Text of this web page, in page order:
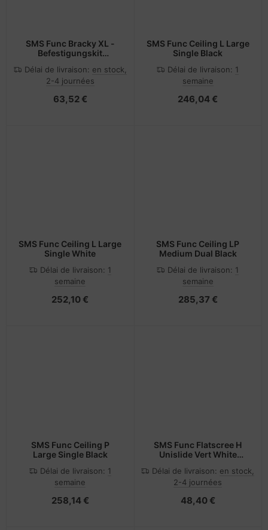
SMS Func Bracky XL -
Befestigungskit
Flachbildschirm -
Schwarz -
139.7 cm (42"-55")
Délai de livraison: en stock,
2-4 journées
63,52 €
SMS Func Ceiling L Large
Single Black
Délai de livraison: 1
semaine
246,04 €
SMS Func Ceiling L Large
Single White
Délai de livraison: 1
semaine
252,10 €
SMS Func Ceiling LP
Medium Dual Black
Délai de livraison: 1
semaine
285,37 €
SMS Func Ceiling P
Large Single Black
Délai de livraison: 1
semaine
258,14 €
SMS Func Flatscree H
Unislide Vert White
Délai de livraison: en stock,
2-4 journées
48,40 €